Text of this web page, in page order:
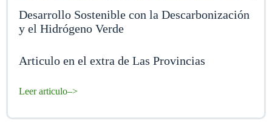
Desarrollo Sostenible con la Descarbonización
y el Hidrógeno Verde
Articulo en el extra de Las Provincias
Leer articulo–>